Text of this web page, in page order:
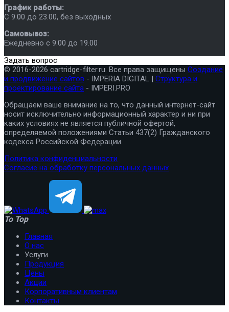
График работы:
C 9.00 до 23.00, без выходных
Самовывоз:
Ежедневно с 9.00 до 19.00
Задать вопрос
© 2016-2026 cartridge-filter.ru. Все права защищены Создание
и продвижение сайтов - IMPERIA DIGITAL | Структура и
проектирование сайта - IMPERI.PRO
Обращаем ваше внимание на то, что данный интернет-сайт
носит исключительно информационный характер и ни при
каких условиях не является публичной офертой,
определяемой положениями Статьи 437(2) Гражданского
кодекса Российской Федерации.
Политика конфиденциальности
Согласие на обработку персональных данных
To Top
Главная
О нас
Услуги
Продукция
Цены
Акции
Корпоративным клиентам
Контакты